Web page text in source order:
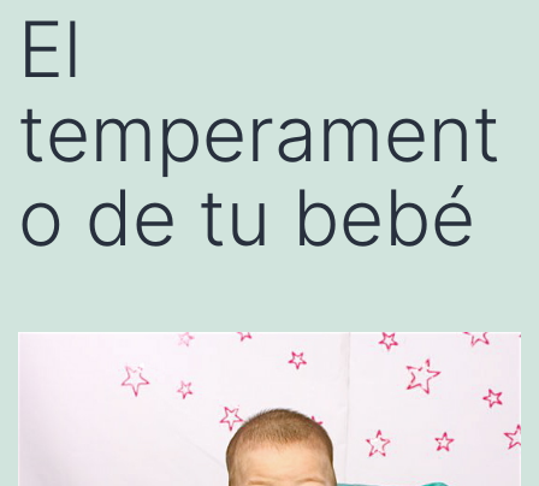
El
temperament
o de tu bebé